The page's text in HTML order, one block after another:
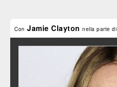
Con Jamie Clayton nella parte di